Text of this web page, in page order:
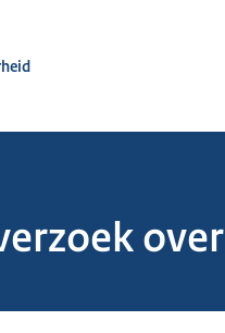
over